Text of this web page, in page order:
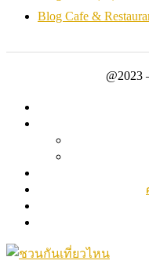
Blog Cafe &
@2023